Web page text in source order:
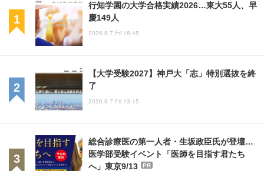
行知学園の大学合格実績2026…東大55人、早
慶149人
2026.8.7 Fri 18:45
【大学受験2027】神戸大「志」特別選抜を終
了
2026.8.7 Fri 13:15
総合診療医の第一人者・生坂政臣氏が登壇…
医学部受験イベント「医師を目指す君たち
へ」東京9/13
PR